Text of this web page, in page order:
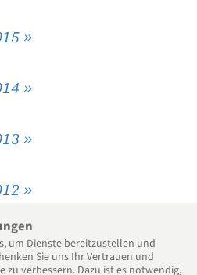
»
»
»
»
»
um Dienste bereitzu­stellen und
Sie uns Ihr Vertrauen und
zu verbessern. Dazu ist es notwendig,